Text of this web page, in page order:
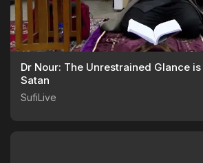
Dr Nour: The Unrestrained Glance
Satan
SufiLive